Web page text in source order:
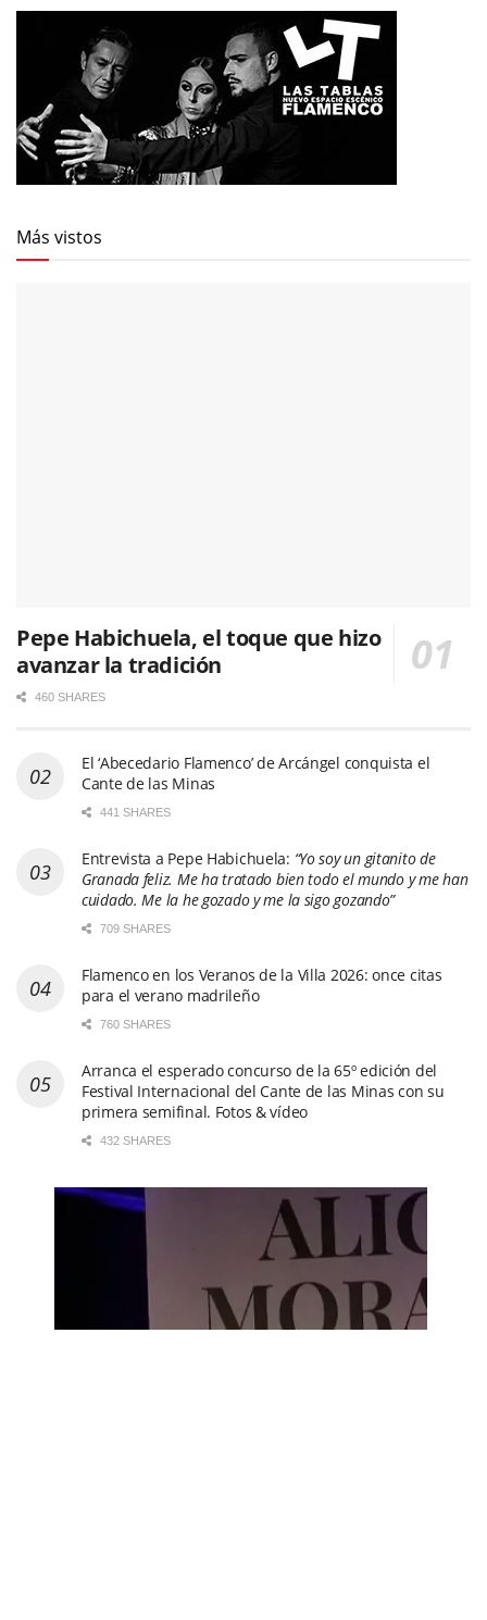
Más vistos
Pepe Habichuela, el toque que hizo
avanzar la tradición
460 SHARES
El ‘Abecedario Flamenco’ de Arcángel conquista el
Cante de las Minas
441 SHARES
Entrevista a Pepe Habichuela: “Yo soy un gitanito de
Granada feliz. Me ha tratado bien todo el mundo y me han
cuidado. Me la he gozado y me la sigo gozando”
709 SHARES
Flamenco en los Veranos de la Villa 2026: once citas
para el verano madrileño
760 SHARES
Arranca el esperado concurso de la 65º edición del
Festival Internacional del Cante de las Minas con su
primera semifinal. Fotos & vídeo
432 SHARES